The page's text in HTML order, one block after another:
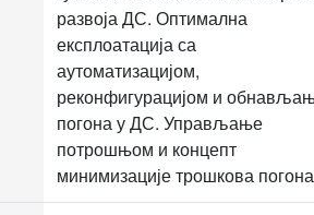
развоја ДС. Оптимална
експлоатација са
аутоматизацијом,
реконфигурацијом и
погона у ДС. Управљање
потрошњом и концепт
минимизације трошкова